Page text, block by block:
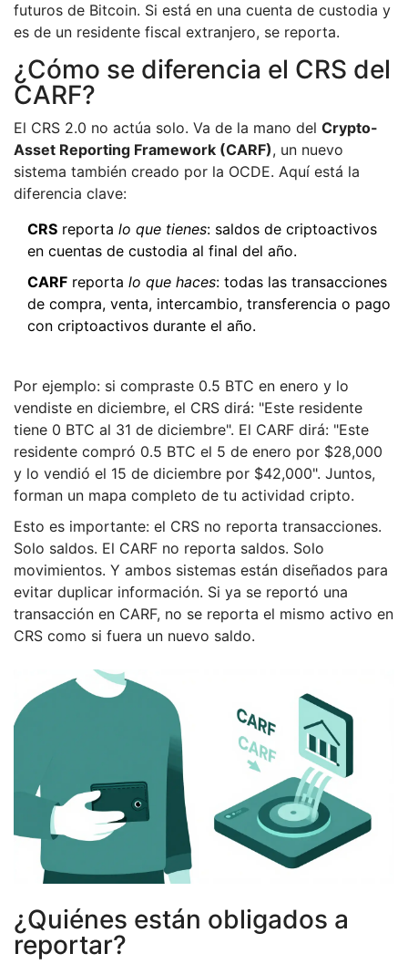
futuros de Bitcoin. Si está en una cuenta de custodia y
es de un residente fiscal extranjero, se reporta.
¿Cómo se diferencia el CRS del
CARF?
El CRS 2.0 no actúa solo. Va de la mano del Crypto-
Asset Reporting Framework (CARF), un nuevo
sistema también creado por la OCDE. Aquí está la
diferencia clave:
CRS reporta lo que tienes: saldos de criptoactivos
en cuentas de custodia al final del año.
CARF reporta lo que haces: todas las transacciones
de compra, venta, intercambio, transferencia o pago
con criptoactivos durante el año.
Por ejemplo: si compraste 0.5 BTC en enero y lo
vendiste en diciembre, el CRS dirá: "Este residente
tiene 0 BTC al 31 de diciembre". El CARF dirá: "Este
residente compró 0.5 BTC el 5 de enero por $28,000
y lo vendió el 15 de diciembre por $42,000". Juntos,
forman un mapa completo de tu actividad cripto.
Esto es importante: el CRS no reporta transacciones.
Solo saldos. El CARF no reporta saldos. Solo
movimientos. Y ambos sistemas están diseñados para
evitar duplicar información. Si ya se reportó una
transacción en CARF, no se reporta el mismo activo en
CRS como si fuera un nuevo saldo.
¿Quiénes están obligados a
reportar?